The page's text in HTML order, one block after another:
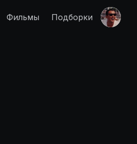
Фильмы Подборки